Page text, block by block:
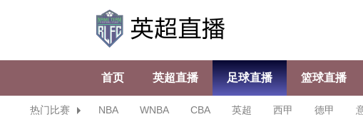
首页 英超直播 足球直播 篮球直播
热门比赛 NBA WNBA CBA 英超 西甲 德甲